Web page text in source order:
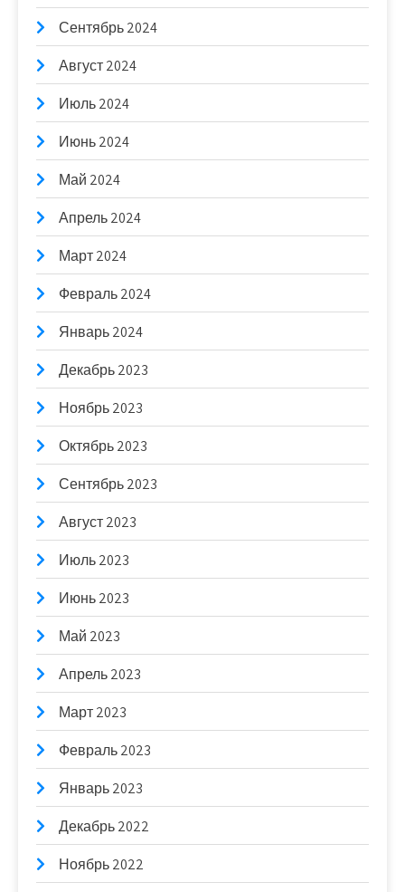
Сентябрь 2024
Август 2024
Июль 2024
Июнь 2024
Май 2024
Апрель 2024
Март 2024
Февраль 2024
Январь 2024
Декабрь 2023
Ноябрь 2023
Октябрь 2023
Сентябрь 2023
Август 2023
Июль 2023
Июнь 2023
Май 2023
Апрель 2023
Март 2023
Февраль 2023
Январь 2023
Декабрь 2022
Ноябрь 2022